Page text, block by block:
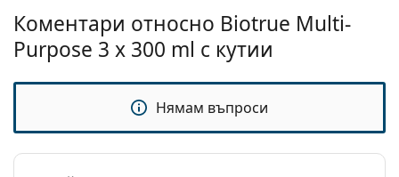
За твърди
контактни
лещи:
За меки
Да
Пътуване:
Не
Коментари относно Biotrue Multi-
Purpose 3 x 300 ml с кутии
Нямам въпроси